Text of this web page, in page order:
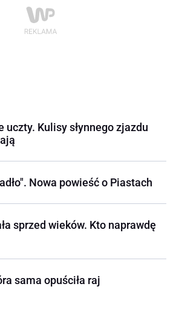
uczty. Kulisy słynnego zjazdu
Nowa powieść o Piastach
sprzed wieków. Kto naprawdę
sama opuściła raj